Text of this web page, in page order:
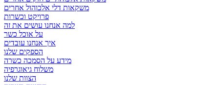
משקאות דלי אלכוהול אחרים
פרויקט וכשרות
למה אנחנו עושים את זה
על אוכל כשר
איך אנחנו עובדים
הספקים שלנו
מידע על הסמכה כשרה
משלוח גיאוגרפיה
הצוות שלנו